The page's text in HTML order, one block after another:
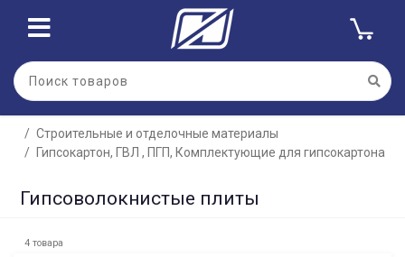
Строительные и отделочные материалы
Гипсокартон, ГВЛ , ПГП, Комплектующие для гипсокартона
Гипсоволокнистые плиты
4 товара